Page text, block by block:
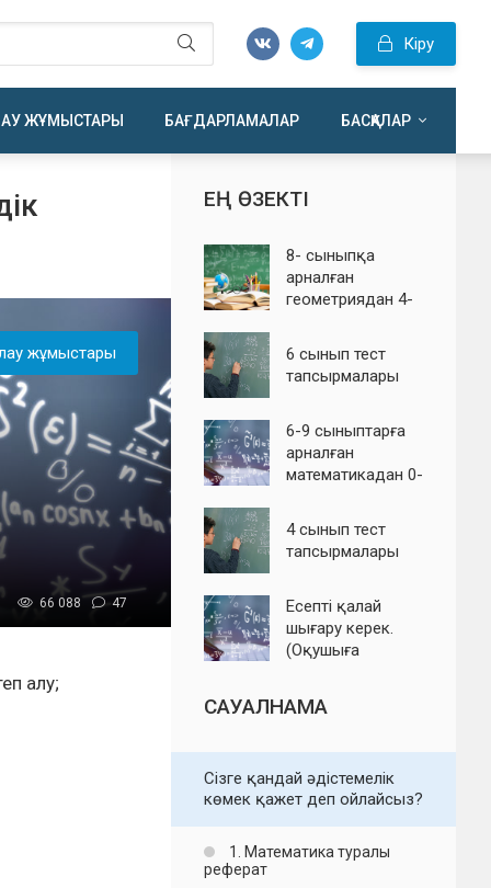
Кіру
ЖҰМЫСТАРЫ БАҒДАРЛАМАЛАР БАСҚАЛАР
жұмыстары
66 088 47
алу;
ЕҢ ӨЗЕКТІ
8- сыныпқа
арналған
геометриядан 4-
бағалау
тапсырмалары
6 сынып тест
тапсырмалары
6-9 сыныптарға
арналған
математикадан 0-
жұмыстары
4 сынып тест
тапсырмалары
Есепті қалай
шығару керек.
(Оқушыға
САУАЛНАМА
Сізге қандай әдістемелік
көмек қажет деп ойлайсыз?
1. Математика туралы
реферат